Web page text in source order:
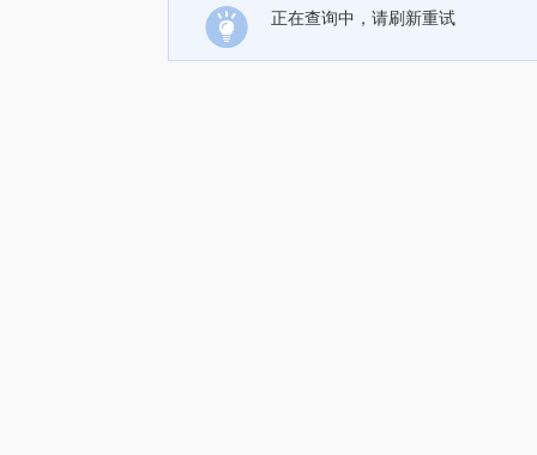
正在查询中，请刷新重试